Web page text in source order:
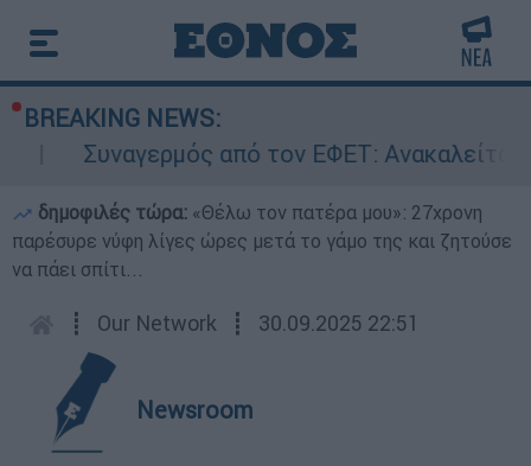
BREAKING NEWS:
Συναγερμός από τον ΕΦΕΤ: Ανακαλείται
δημοφιλές τώρα: «Θέλω τον πατέρα μου»: 27χρονη
παρέσυρε νύφη λίγες ώρες μετά το γάμο της και ζητούσε
να πάει σπίτι...
┋ Our Network ┋ 30.09.2025 22:51
Newsroom